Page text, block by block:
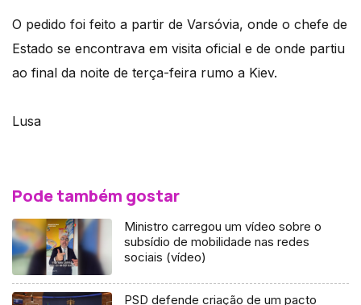
O pedido foi feito a partir de Varsóvia, onde o chefe de
Estado se encontrava em visita oficial e de onde partiu
ao final da noite de terça-feira rumo a Kiev.
Lusa
Pode também gostar
Ministro carregou um vídeo sobre o
subsídio de mobilidade nas redes
sociais (vídeo)
PSD defende criação de um pacto